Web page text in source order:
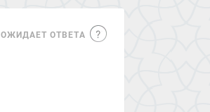
ОЖИДАЕТ ОТВЕТА